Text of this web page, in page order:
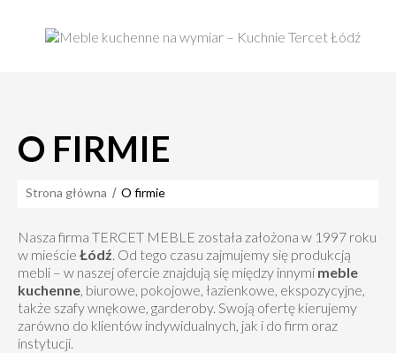
O FIRMIE
Strona główna O firmie
Nasza firma TERCET MEBLE została założona w 1997 roku
w mieście Łódź. Od tego czasu zajmujemy się produkcją
mebli – w naszej ofercie znajdują się między innymi meble
kuchenne, biurowe, pokojowe, łazienkowe, ekspozycyjne,
także szafy wnękowe, garderoby. Swoją ofertę kierujemy
zarówno do klientów indywidualnych, jak i do firm oraz
instytucji.